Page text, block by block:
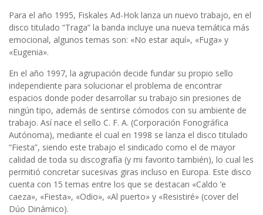
Para el año 1995, Fiskales Ad-Hok lanza un nuevo trabajo, en el
disco titulado “Traga” la banda incluye una nueva temática más
emocional, algunos temas son: «No estar aquí», «Fuga» y
«Eugenia».
En el año 1997, la agrupación decide fundar su propio sello
independiente para solucionar el problema de encontrar
espacios donde poder desarrollar su trabajo sin presiones de
ningún tipo, además de sentirse cómodos con su ambiente de
trabajo. Así nace el sello C. F. A. (Corporación Fonográfica
Autónoma), mediante el cual en 1998 se lanza el disco titulado
“Fiesta”, siendo este trabajo el sindicado como el de mayor
calidad de toda su discografía (y mi favorito también), lo cual les
permitió concretar sucesivas giras incluso en Europa. Este disco
cuenta con 15 temas entre los que se destacan «Caldo ‘e
caeza», «Fiesta», «Odio», «Al puerto» y «Resistiré» (cover del
Dúo Dinámico).